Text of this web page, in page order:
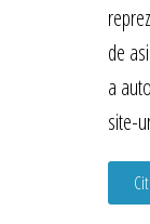
de
a
site-